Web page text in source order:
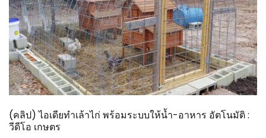
(คลิป) ไอเดียทำเล้าไก่ พร้อมระบบให้น้ำ-อาหาร อัตโนมัติ :
วีดีโอ เกษตร